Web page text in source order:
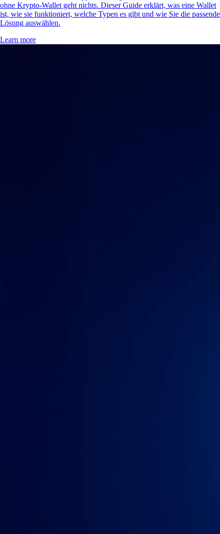
ohne Krypto-Wallet geht nichts. Dieser Guide erklärt, was eine Wallet
ist, wie sie funktioniert, welche Typen es gibt und wie Sie die passende
Lösung auswählen.
Learn more